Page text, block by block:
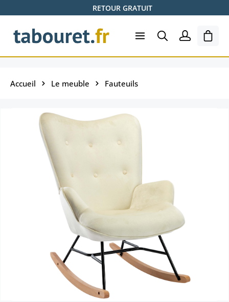
Passer au contenu principalRETOUR GRATUIT
Le
Accueil Le meuble Fauteuils